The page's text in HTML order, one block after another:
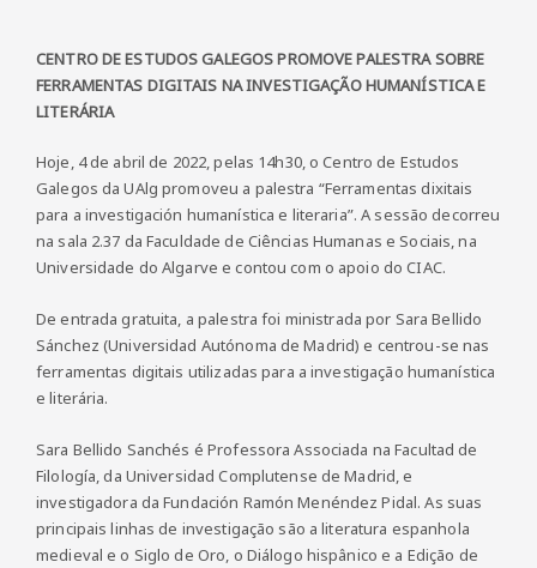
CENTRO DE ESTUDOS GALEGOS PROMOVE PALESTRA SOBRE
FERRAMENTAS DIGITAIS NA INVESTIGAÇÃO HUMANÍSTICA E
LITERÁRIA
Hoje, 4 de abril de 2022, pelas 14h30, o Centro de Estudos
Galegos da UAlg promoveu a palestra “Ferramentas dixitais
para a investigación humanística e literaria”. A sessão decorreu
na sala 2.37 da Faculdade de Ciências Humanas e Sociais, na
Universidade do Algarve e contou com o apoio do CIAC.
De entrada gratuita, a palestra foi ministrada por Sara Bellido
Sánchez (Universidad Autónoma de Madrid) e centrou-se nas
ferramentas digitais utilizadas para a investigação humanística
e literária.
Sara Bellido Sanchés é Professora Associada na Facultad de
Filología, da Universidad Complutense de Madrid, e
investigadora da Fundación Ramón Menéndez Pidal. As suas
principais linhas de investigação são a literatura espanhola
medieval e o Siglo de Oro, o Diálogo hispânico e a Edição de